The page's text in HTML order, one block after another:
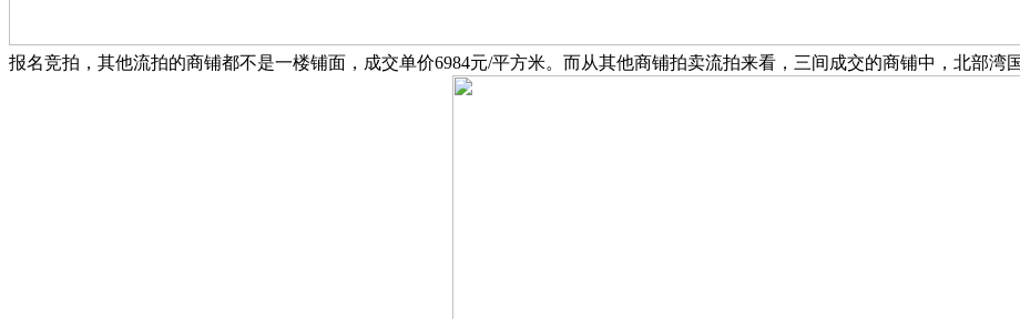
报名竞拍，其他流拍的商铺都不是一楼铺面，成交单价6984元/平方米。而从其他商铺拍卖流拍来看，三间成交的商铺中，北部